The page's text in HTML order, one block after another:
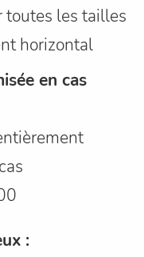
les tailles
horizontal
en cas
: